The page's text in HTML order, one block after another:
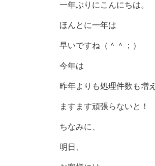
一年ぶりにこんにちは。
ほんとに一年は
早いですね（＾＾；）
今年は
昨年よりも処理件数も増え
ますます頑張らないと！
ちなみに、
明日、